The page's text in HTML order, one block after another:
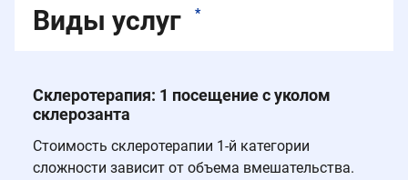
Виды услуг *
Склеротерапия: 1 посещение с уколом
склерозанта
Стоимость склеротерапии 1-й категории
сложности зависит от объема вмешательства.